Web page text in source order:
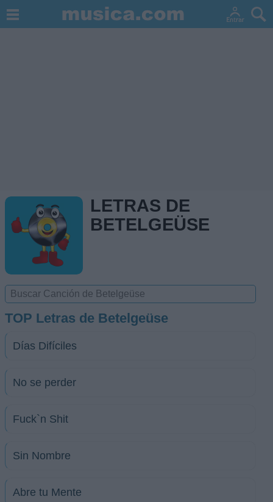
LETRAS DE
BETELGEÜSE
TOP Letras de Betelgeüse
Días Difíciles
No se perder
Fuck`n Shit
Sin Nombre
Abre tu Mente